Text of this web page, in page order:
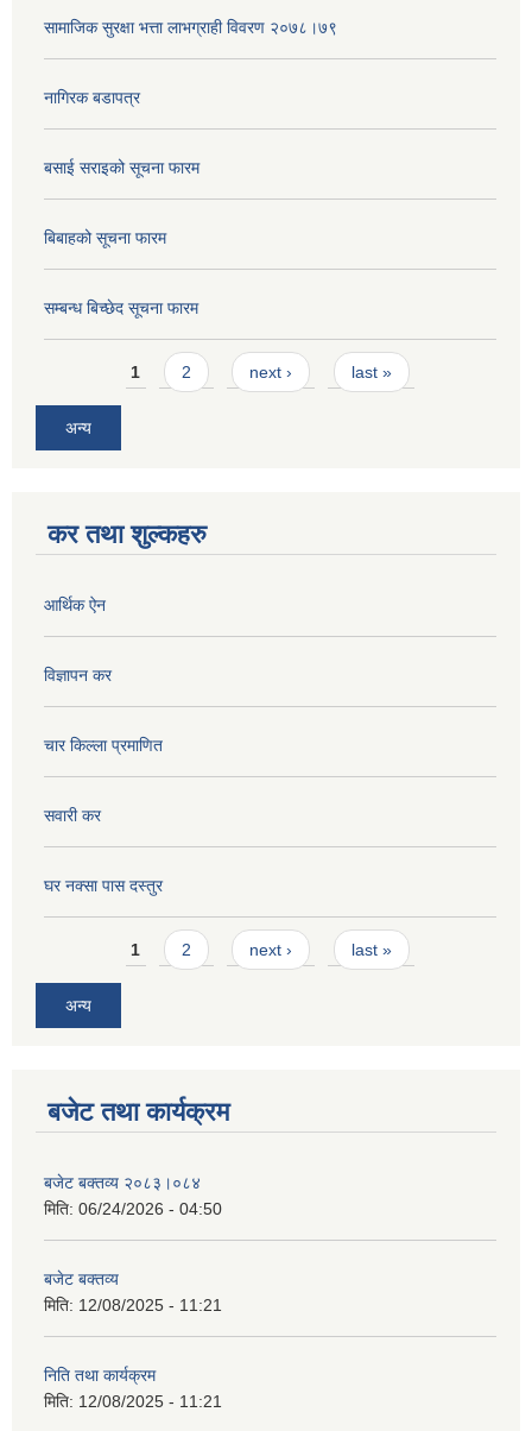
सामाजिक सुरक्षा भत्ता लाभग्राही विवरण २०७८।७९
नागिरक बडापत्र
बसाई सराइको सूचना फारम
बिबाहको सूचना फारम
सम्बन्ध बिच्छेद सूचना फारम
Pages1 2 next › last »
अन्य
कर तथा शुल्कहरु
आर्थिक ऐन
विज्ञापन कर
चार किल्ला प्रमाणित
सवारी कर
घर नक्सा पास दस्तुर
Pages1 2 next › last »
अन्य
बजेट तथा कार्यक्रम
बजेट बक्तव्य २०८३।०८४
मिति: 06/24/2026 - 04:50
बजेट बक्तव्य
मिति: 12/08/2025 - 11:21
निति तथा कार्यक्रम
मिति: 12/08/2025 - 11:21